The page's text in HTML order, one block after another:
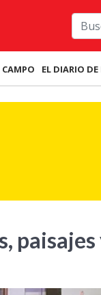
CAMPO EL DIARIO